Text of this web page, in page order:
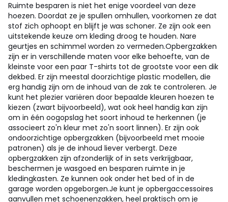
Ruimte besparen is niet het enige voordeel van deze
hoezen. Doordat ze je spullen omhullen, voorkomen ze dat
stof zich ophoopt en blijft je was schoner. Ze zijn ook een
uitstekende keuze om kleding droog te houden. Nare
geurtjes en schimmel worden zo vermeden.Opbergzakken
zijn er in verschillende maten voor elke behoefte, van de
kleinste voor een paar T-shirts tot de grootste voor een dik
dekbed. Er zijn meestal doorzichtige plastic modellen, die
erg handig zijn om de inhoud van de zak te controleren. Je
kunt het plezier variëren door bepaalde kleuren hoezen te
kiezen (zwart bijvoorbeeld), wat ook heel handig kan zijn
om in één oogopslag het soort inhoud te herkennen (je
associeert zo'n kleur met zo'n soort linnen). Er zijn ook
ondoorzichtige opbergzakken (bijvoorbeeld met mooie
patronen) als je de inhoud liever verbergt. Deze
opbergzakken zijn afzonderlijk of in sets verkrijgbaar,
beschermen je wasgoed en besparen ruimte in je
kledingkasten. Ze kunnen ook onder het bed of in de
garage worden opgeborgen.Je kunt je opbergaccessoires
aanvullen met schoenenzakken, heel praktisch om je